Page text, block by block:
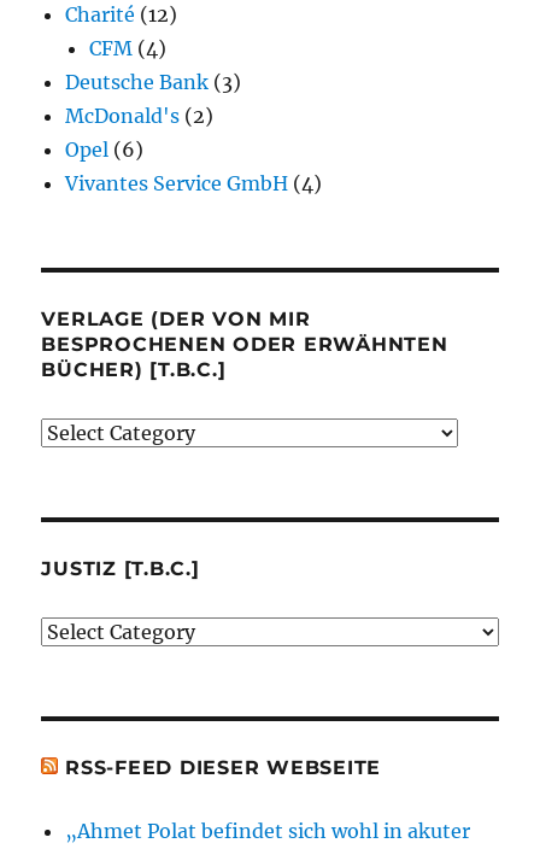
Charité (12)
CFM (4)
Deutsche Bank (3)
McDonald's (2)
Opel (6)
Vivantes Service GmbH (4)
VERLAGE (DER VON MIR
BESPROCHENEN ODER ERWÄHNTEN
BÜCHER) [T.B.C.]
Verlage
besprochenen
erwähnten
JUSTIZ [T.B.C.]
Justiz
RSS-FEED DIESER WEBSEITE
„Ahmet Polat befindet sich wohl in akuter